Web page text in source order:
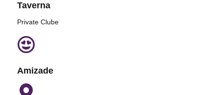
Taverna
Private Clube
Amizade